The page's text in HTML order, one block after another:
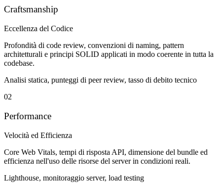
Craftsmanship
Eccellenza del Codice
Profondità di code review, convenzioni di naming, pattern
architetturali e principi SOLID applicati in modo coerente in tutta la
codebase.
Analisi statica, punteggi di peer review, tasso di debito tecnico
02
Performance
Velocità ed Efficienza
Core Web Vitals, tempi di risposta API, dimensione del bundle ed
efficienza nell'uso delle risorse del server in condizioni reali.
Lighthouse, monitoraggio server, load testing